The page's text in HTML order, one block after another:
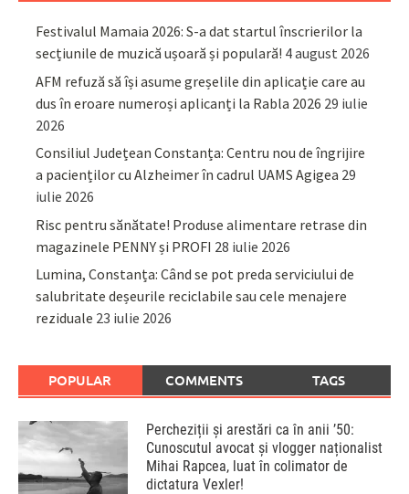
Festivalul Mamaia 2026: S-a dat startul înscrierilor la
secțiunile de muzică ușoară și populară! 4 august 2026
AFM refuză să își asume greșelile din aplicație care au
dus în eroare numeroși aplicanți la Rabla 2026 29 iulie
2026
Consiliul Județean Constanța: Centru nou de îngrijire
a pacienților cu Alzheimer în cadrul UAMS Agigea 29
iulie 2026
Risc pentru sănătate! Produse alimentare retrase din
magazinele PENNY și PROFI 28 iulie 2026
Lumina, Constanța: Când se pot preda serviciului de
salubritate deșeurile reciclabile sau cele menajere
reziduale 23 iulie 2026
POPULAR COMMENTS TAGS
Percheziții și arestări ca în anii ’50:
Cunoscutul avocat și vlogger naționalist
Mihai Rapcea, luat în colimator de
dictatura Vexler!